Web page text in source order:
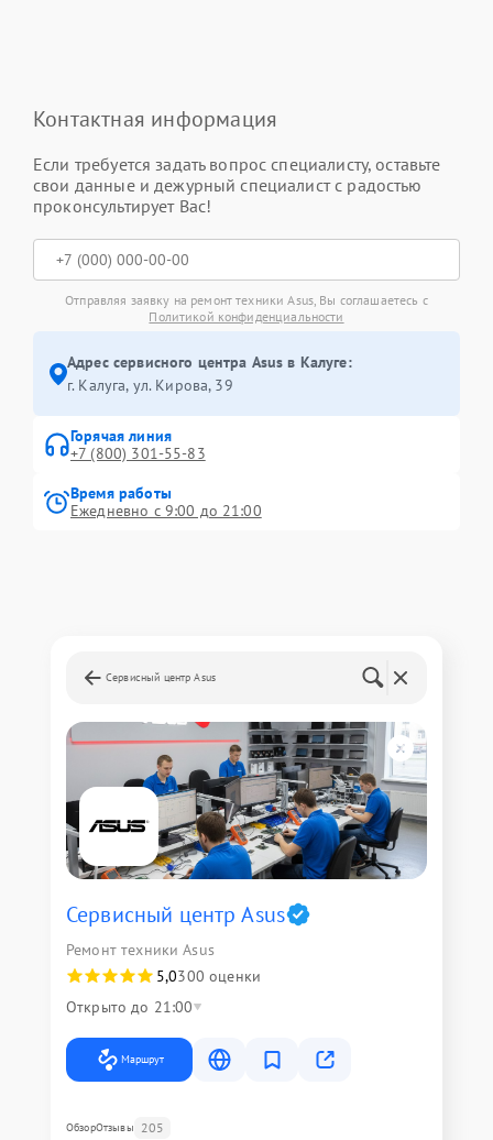
Контактная информация
Если требуется задать вопрос специалисту, оставьте
свои данные и дежурный специалист с радостью
проконсультирует Вас!
Отправляя заявку на ремонт техники Asus, Вы соглашаетесь с
Политикой конфиденциальности
Адрес сервисного центра Asus в Калуге:
г. Калуга, ул. Кирова, 39
Горячая линия
+7 (800) 301-55-83
Время работы
Ежедневно с 9:00 до 21:00
Сервисный центр Asus
Сервисный центр Asus
Ремонт техники Asus
5,0300 оценки
Открыто до 21:00
Маршрут
ОбзорОтзывы 205